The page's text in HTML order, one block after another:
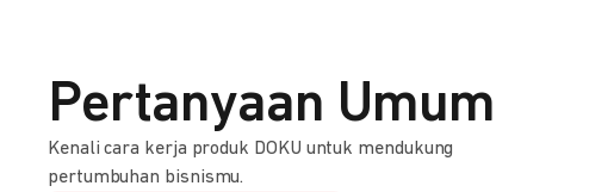
Pertanyaan Umum
Kenali cara kerja produk DOKU untuk mendukung
pertumbuhan bisnismu.